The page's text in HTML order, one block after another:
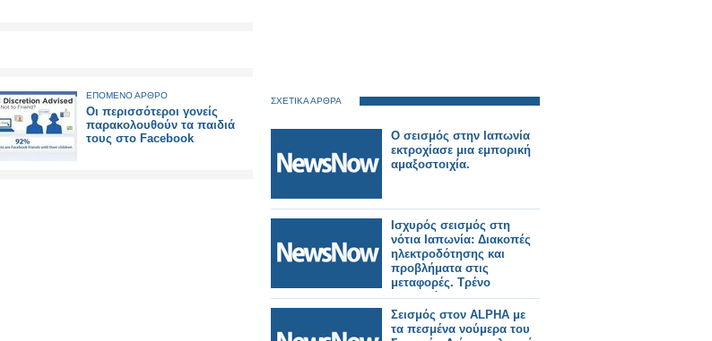
ΕΠΟΜΕΝΟ ΑΡΘΡΟ
Οι περισσότεροι γονείς
παρακολουθούν τα παιδιά
τους στο Facebook
ΣΧΕΤΙΚΑ ΑΡΘΡΑ
Ο σεισμός στην Ιαπωνία
εκτροχίασε μια εμπορική
αμαξοστοιχία.
Ισχυρός σεισμός στη
νότια Ιαπωνία: Διακοπές
ηλεκτροδότησης και
προβλήματα στις
μεταφορές. Τρένο
εκτροχιάστηκε.
Σεισμός στον ALPHA με
τα πεσμένα νούμερα του